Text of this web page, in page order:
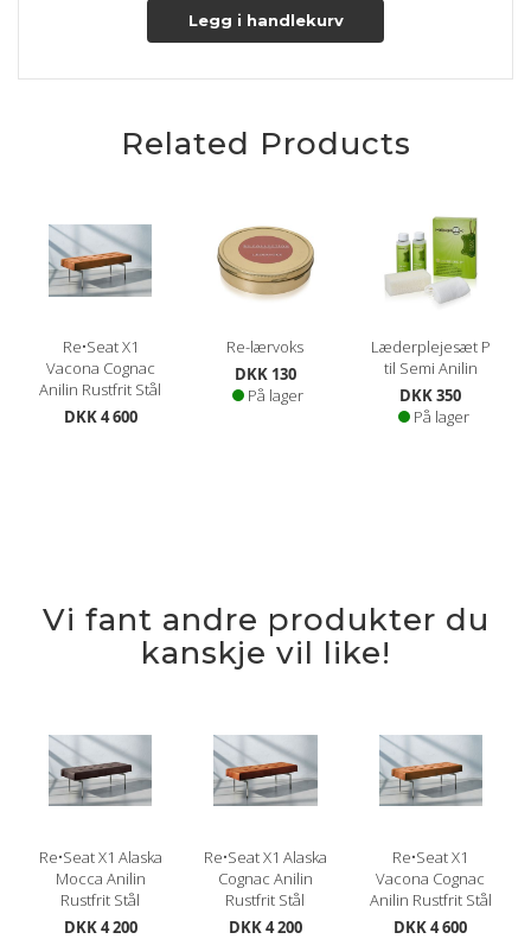
Legg i handlekurv
Related Products
Re•Seat X1
Vacona Cognac
Anilin Rustfrit Stål
DKK 4 600
Re-lærvoks
DKK 130
På lager
Læderplejesæt P
til Semi Anilin
DKK 350
På lager
Vi fant andre produkter du
kanskje vil like!
Re•Seat X1 Alaska
Mocca Anilin
Rustfrit Stål
DKK 4 200
Re•Seat X1 Alaska
Cognac Anilin
Rustfrit Stål
DKK 4 200
Re•Seat X1
Vacona Cognac
Anilin Rustfrit Stål
DKK 4 600